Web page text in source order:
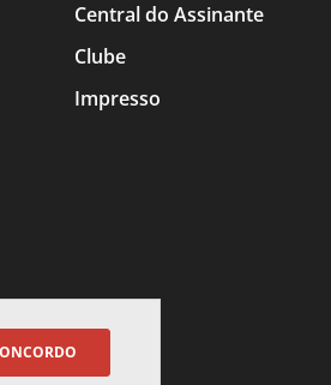
Central do Assinante
Clube
Impresso